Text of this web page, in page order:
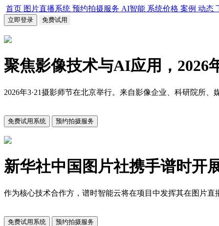
首页 图片直播系统 预约拍摄服务 AI智能 系统价格 案例 动态
立即登录 免费试用
聚焦影像技术与AI应用，2026
2026年3·21摄影师节在北京举行。来自影像企业、科研院所
免费试用系统 预约拍摄服务
新华社中国图片社携手谱时开
作为核心技术合作方，谱时智能云将在项目中发挥其在图片
免费试用系统 预约拍摄服务